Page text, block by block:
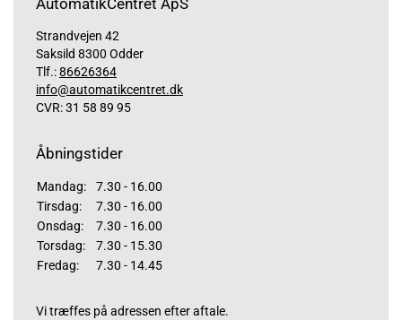
AutomatikCentret ApS
Strandvejen 42
Saksild 8300 Odder
Tlf.:86626364
info@automatikcentret.dk
CVR: 31 58 89 95
Åbningstider
Mandag:
7.30 - 16.00
Tirsdag:
7.30 - 16.00
Onsdag:
7.30 - 16.00
Torsdag:
7.30 - 15.30
Fredag:
7.30 - 14.45
Vi træffes på adressen efter aftale.